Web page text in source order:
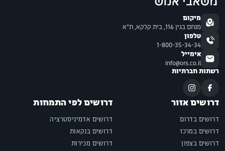
מיקום
מנחם בגין 116, בית קלקא, ת"א
טלפון
1-800-35-34-34
אימייל
info@ors.co.il
רשתות חברתיות
דרושים אזור
דרושים בדרום
דרושים במרכז
דרושים בצפון
דרושים לפי התמחות
דרושים אדמיניסטרציה
דרושים בנקאות
דרושים מכירות